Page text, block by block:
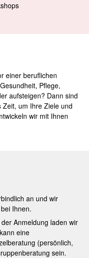
einer beruflichen
Pflege,
aufsteigen? Dann sind
um Ihre Ziele und
wir mit Ihnen
an und wir
Ihnen.
Anmeldung laden wir
eine
(persönlich,
sein.